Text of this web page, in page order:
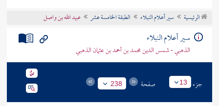
تراجم الأعلام
الرئيسية سير أعلام النبلاء الطبقة الخامسة عشر عبيد الله بن واصل
سير أعلام النبلاء
الذهبي - شمس الدين محمد بن أحمد بن عثمان الذهبي
جزء 13 صفحة 238